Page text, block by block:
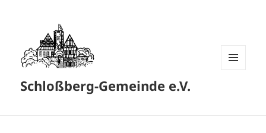
Schloßberg-Gemeinde e.V.